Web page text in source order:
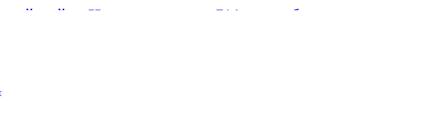
И
на 29 июля 2017
Инвестор вложит 714 млн руб
переоценить. В...